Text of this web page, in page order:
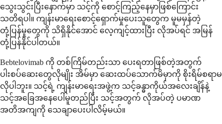
သွေးသွင်းပြီးနောက်မှာ သင့်ကို စောင့်ကြည့်နေမှာဖြစ်ကြောင်း
သတိရပါ။ ကျန်းမာရေးစောင့်ရှောက်မှုပေးသူတွေက မူမမှန်တဲ့
တုံ့ပြန်မှုတွေကို သိရှိနိုင်အောင် လေ့ကျင့်ထားပြီး လိုအပ်ရင် အမြန်
တုံ့ပြန်နိုင်ပါတယ်။
Bebtelovimab ကို တစ်ကြိမ်တည်းသာ ပေးရတာဖြစ်တဲ့အတွက်
ပါးစပ်ဆေးတွေလိုမျိုး အိမ်မှာ ဆေးထပ်သောက်မိမှာကို စိုးရိမ်စရာမ
လိုပါဘူး။ သင့်ရဲ့ ကျန်းမာရေးအဖွဲ့က သင့်ခန္ဓာကိုယ်အလေးချိန်နဲ့
သင့်အခြေအနေပေါ်မူတည်ပြီး သင့်အတွက် လိုအပ်တဲ့ ပမာဏ
အတိအကျကို သေချာပေးပါလိမ့်မယ်။